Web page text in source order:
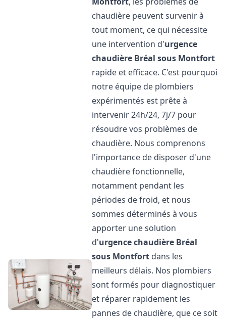
chaudière peuvent survenir à
tout moment, ce qui nécessite
une intervention d'urgence
chaudière Bréal sous Montfort
rapide et efficace. C'est pourquoi
notre équipe de plombiers
expérimentés est prête à
intervenir 24h/24, 7j/7 pour
résoudre vos problèmes de
chaudière. Nous comprenons
l'importance de disposer d'une
chaudière fonctionnelle,
notamment pendant les
périodes de froid, et nous
sommes déterminés à vous
apporter une solution
d'urgence chaudière Bréal
sous Montfort dans les
meilleurs délais. Nos plombiers
sont formés pour diagnostiquer
et réparer rapidement les
pannes de chaudière, que ce soit